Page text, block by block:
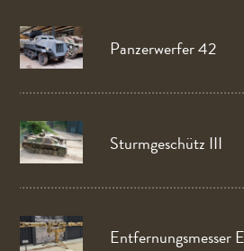
Panzerwerfer 42
Sturmgeschütz III
Entfernungsmesser